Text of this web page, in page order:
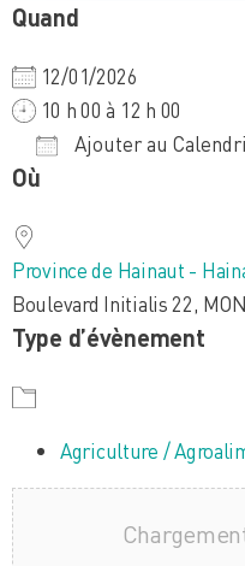
Quand
12/01/2026
10 h 00 à 12 h 00
Ajouter au
Où
Province de Hainaut -
Boulevard Initialis 22,
Type d’évènement
Agriculture /